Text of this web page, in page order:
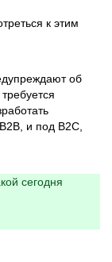
к этим
об
и под В2С,
сегодня